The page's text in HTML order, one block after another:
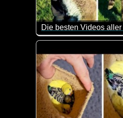
Die besten Videos
Hier kannst du dich